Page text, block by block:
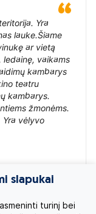
Yra
lauke.Šiame
ar vietą
ledainę, vaikams
kambarys
teatru
kambarys.
žmonėms.
Yra vėlyvo
slapukai
turinį bei